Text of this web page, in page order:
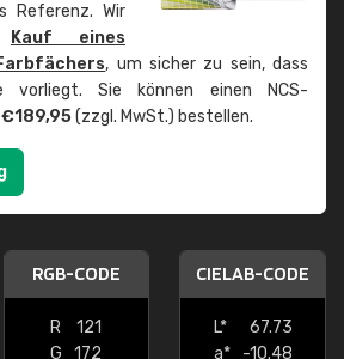
Referenz. Wir
Kauf eines
, um sicher zu sein, dass
vorliegt. Sie können einen NCS-
(zzgl. MwSt.) bestellen.
RGB-CODE
R
121
G
172
CIELAB-CODE
L*
67.73
a*
-10.48